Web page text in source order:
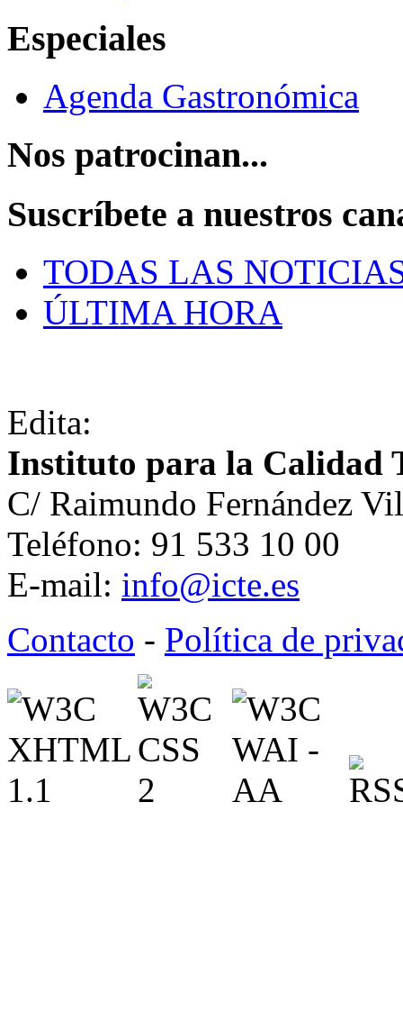
Especiales
Agenda Gastronómica
Nos patrocinan...
Suscríbete a nuestros
TODAS LAS
ÚLTIMA HORA
Edita:
Instituto para la Calidad
C/ Raimundo Fernández
Teléfono: 91 533 10 00
E-mail: info@icte.es
Contacto - Política de